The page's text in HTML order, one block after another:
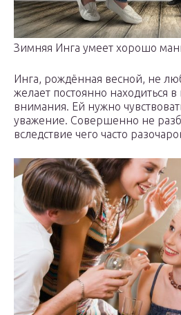
Зимняя Инга умеет хорошо
Инга, рождённая весной, не
желает постоянно находиться
внимания. Ей нужно
уважение. Совершенно не
вследствие чего часто